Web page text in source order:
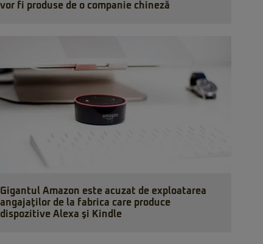
vor fi produse de o companie chineză
Gigantul Amazon este acuzat de exploatarea
angajaţilor de la fabrica care produce
dispozitive Alexa şi Kindle